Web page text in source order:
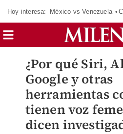
Hoy interesa: México vs Venezuela
¿Por qué Siri,
Google y otras
herramientas
tienen voz
dicen